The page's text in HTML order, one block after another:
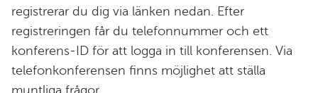
registrerar du dig via länken nedan. Efter
registreringen får du telefonnummer och ett
konferens-ID för att logga in till konferensen. Via
telefonkonferensen finns möjlighet att ställa